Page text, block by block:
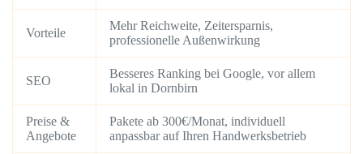
Vorteile
Mehr Reichweite, Zeitersparnis,
professionelle Außenwirkung
SEO
Besseres Ranking bei Google, vor allem
lokal in Dornbirn
Preise &
Angebote
Pakete ab 300€/Monat, individuell
anpassbar auf Ihren Handwerksbetrieb